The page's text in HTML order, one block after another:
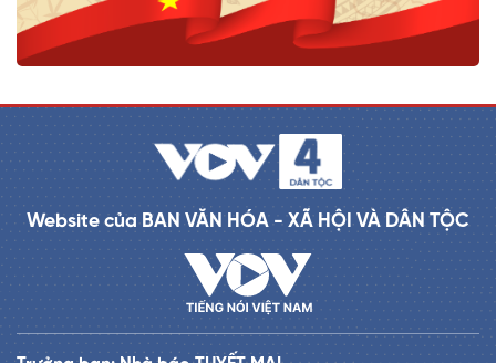
Website của BAN VĂN HÓA - XÃ HỘI VÀ DÂN TỘC